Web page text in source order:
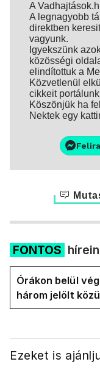
A
A legnagyobb
direktben
vagyunk.
Igyekszünk
közösségi
elindítottuk a
Közvetlenül
cikkeit
Köszönjük ha
Nektek egy
FONTOS
Órákon belül
három jelölt
államfőt a
Ezeket is